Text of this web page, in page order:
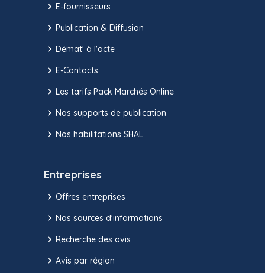
E-fournisseurs
Publication & Diffusion
Démat' à l'acte
E-Contacts
Les tarifs Pack Marchés Online
Nos supports de publication
Nos habilitations SHAL
Entreprises
Offres entreprises
Nos sources d'informations
Recherche des avis
Avis par région